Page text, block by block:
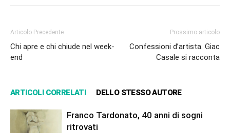
Articolo Precedente
Chi apre e chi chiude nel week-
end
Prossimo articolo
Confessioni d’artista. Giac
Casale si racconta
ARTICOLI CORRELATI DELLO STESSO AUTORE
Franco Tardonato, 40 anni di sogni
ritrovati